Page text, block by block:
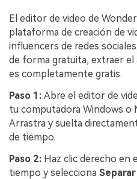
El editor de video de
plataforma de creación de
influencers de redes
de forma gratuita, extraer el
es completamente gratis.
Paso 1: Abre el editor de
tu computadora Windows o
Arrastra y suelta
de tiempo.
Paso 2: Haz clic derecho en
tiempo y selecciona